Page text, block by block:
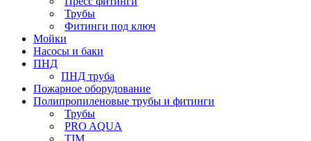
Трубы
Фитинги под ключ
Мойки
Насосы и баки
ПНД
ПНД труба
Пожарное оборудование
Полипропиленовые трубы и фитинги
Трубы
PRO AQUA